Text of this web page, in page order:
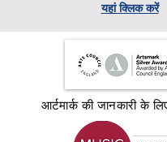
यहां क्लिक करें
आर्टमार्क की जानकारी के